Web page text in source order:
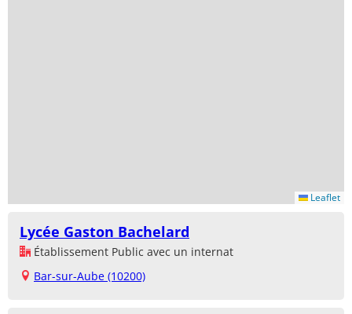
Leaflet
Lycée Gaston Bachelard
Établissement Public avec un internat
Bar-sur-Aube (10200)